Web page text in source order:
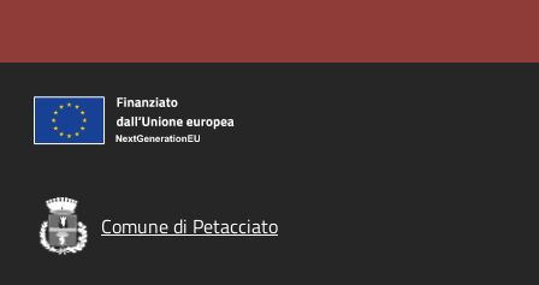
Comune di Petacciato